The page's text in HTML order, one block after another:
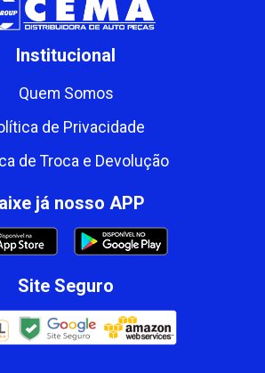
Institucional
Quem Somos
de Privacidade
de Troca e Devolução
já nosso APP
Site Seguro